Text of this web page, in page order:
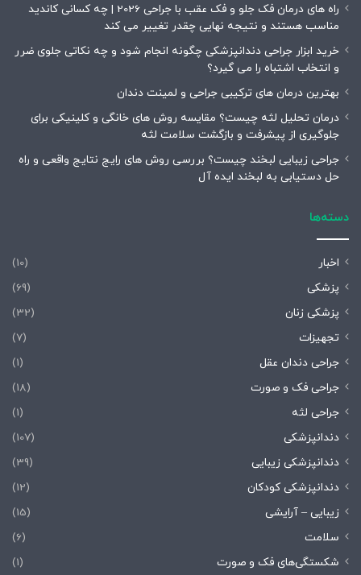
راه های درمان فک جلو و فک عقب با جراحی 2026 | چه کسانی کاندید
مناسب هستند و نتیجه نهایی چقدر تغییر می کند
خرید ابزار جراحی دندانپزشکی چگونه انجام شود و چه نکاتی جلوی ضرر
و انتخاب اشتباه را می گیرد؟
بهترین درمان های ترکیبی جراحی و لمینت دندان
درمان تحلیل لثه چیست؟ مقایسه روش های خانگی و کلینیکی برای
جلوگیری از پیشرفت و بازگشت سلامت لثه
جراحی زیبایی لبخند چیست؟ بررسی روش های رایج نتایج واقعی و راه
حل دستیابی به لبخند ایده آل
دسته‌ها
اخبار
(10)
پزشکی
(69)
پزشکی زنان
(32)
تجهیزات
(7)
جراحی دندان عقل
(1)
جراحی فک و صورت
(18)
جراحی لثه
(1)
دندانپزشکی
(107)
دندانپزشکی زیبایی
(39)
دندانپزشکی کودکان
(12)
زیبایی – آرایشی
(15)
سلامت
(6)
شکستگی‌های فک و صورت
(1)